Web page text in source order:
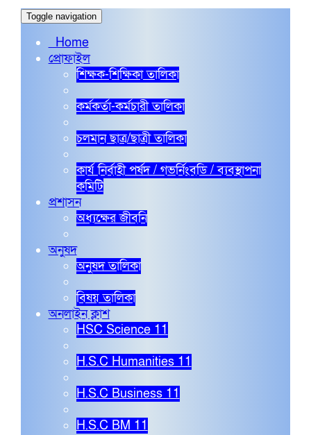
Toggle navigation
Home
প্রোফাইল
শিক্ষক-শিক্ষিকা তালিকা
কর্মকর্তা-কর্মচারী তালিকা
চলমান ছাত্র/ছাত্রী তালিকা
কার্য নির্বাহী পর্ষদ / গভর্নিংবডি / ব্যবস্থাপনা
কমিটি
প্রশাসন
অধ্যক্ষের জীবনি
অনুষদ
অনুষদ তালিকা
বিষয় তালিকা
অনলাইন ক্লাশ
HSC Science 11
H.S.C Humanities 11
H.S.C Business 11
H.S.C BM 11